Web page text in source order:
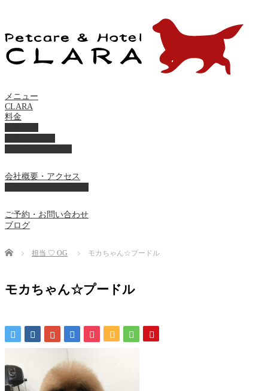
メニュー
CLARA
料金
会社概要・アクセス
ご予約・お問い合わせ
ブログ
Home 担当 ♡ OG モカちゃん☆プードル
モカちゃん☆プードル